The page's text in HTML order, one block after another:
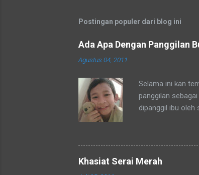
Postingan populer dari blog ini
Ada Apa Dengan Panggilan
Agustus 04, 2011
Selama ini kan
panggilan
dipanggil ibu oleh
ditempat tinggal
dengan sebutan
mengenalku
Khasiat Serai Merah